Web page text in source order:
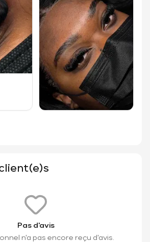
Pas d'avis
n'a pas encore reçu d'avis.